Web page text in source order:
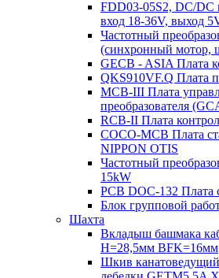
FDD03-05S2, DC/DC
вход 18-36V, выход
Частотный
(синхронный мотор,
GECB - ASIA Плата
QKS910VF.Q Плата
MCB-III Плата
преобразователя
RCB-II Плата
COCO-MCB Плата
NIPPON OTIS
Частотный
15kW
PCB DOC-132 Плата
Блок групповой
Шахта
Вкладыш башмака
H=28,5мм BFK=16мм
Шкив